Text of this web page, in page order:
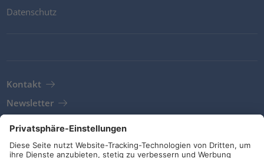
Datenschutz
Kontakt
Newsletter
AGB